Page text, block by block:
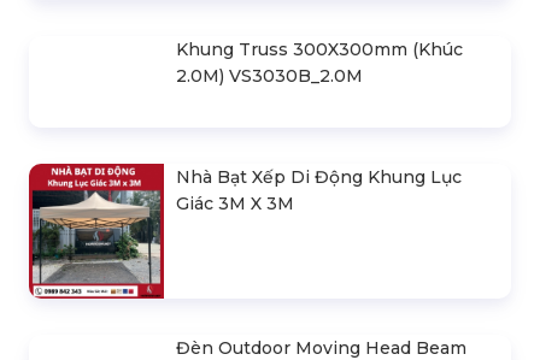
Bản Vẽ Thiết Kế Nhà Bạt Ngang
30m Gian 6m
Cho Thuê Màn Hình Led P3.91
Indoor